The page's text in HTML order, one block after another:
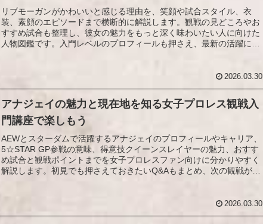
リブモーガンがかわいいと感じる理由を、笑顔や試合スタイル、衣
装、素顔のエピソードまで横断的に解説します。観戦の見どころやお
すすめ試合も整理し、彼女の魅力をもっと深く味わいたい人に向けた
人物図鑑です。入門レベルのプロフィールも押さえ、最新の活躍にも
2026.03.30
アナジェイの魅力と現在地を知る女子プロレス観戦入
門講座で楽しもう
AEWとスターダムで活躍するアナジェイのプロフィールやキャリア、
5☆STAR GP参戦の意味、得意技クイーンスレイヤーの魅力、おすす
め試合と観戦ポイントまでを女子プロレスファン向けに分かりやすく
解説します。初見でも押さえておきたいQ&Aもまとめ、次の観戦がよ
2026.03.30